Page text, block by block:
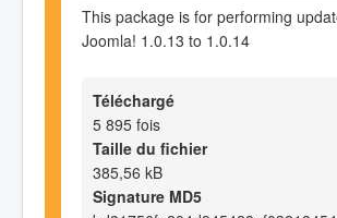
This package is for performing
Joomla! 1.0.13 to 1.0.14
Téléchargé
5 895 fois
Taille du fichier
385,56 kB
Signature MD5